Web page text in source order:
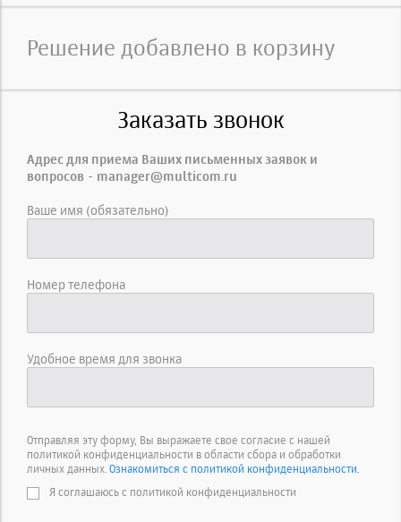
Решение добавлено в корзину
Заказать звонок
Адрес для приема Ваших письменных заявок и
вопросов - manager@multicom.ru
Ваше имя (обязательно)
Номер телефона
Удобное время для звонка
Отправляя эту форму, Вы выражаете свое согласие с нашей
политикой конфиденциальности в области сбора и обработки
личных данных. Ознакомиться с политикой конфиденциальности.
Я соглашаюсь с политикой конфиденциальности